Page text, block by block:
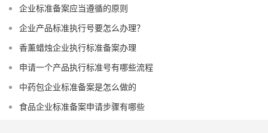
企业标准备案应当遵循的原则
企业产品标准执行号要怎么办理？
香薰蜡烛企业执行标准备案办理
申请一个产品执行标准号有哪些流程
中药包企业标准备案是怎么做的
食品企业标准备案申请步骤有哪些